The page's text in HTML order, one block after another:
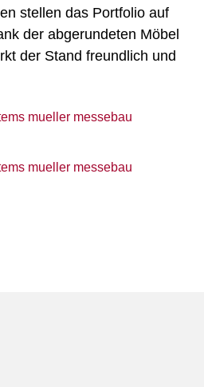
stellen das Portfolio auf
der abgerundeten Möbel
der Stand freundlich und